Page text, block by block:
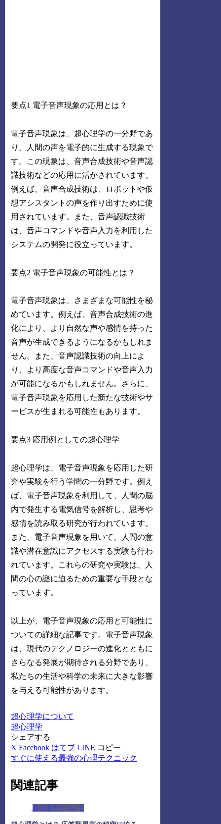
要点1 電子音声現象の応用とは？
電子音声現象は、超心理学の一分野であ
り、人間の声を電子的に生成する現象で
す。この現象は、音声合成技術や音声認
識技術などの応用に活かされています。
例えば、音声合成技術は、ロボットや仮
想アシスタントの声を作り出すために使
用されています。また、音声認識技術
は、音声コマンドや音声入力を利用した
システムの開発に役立っています。
要点2 電子音声現象の可能性とは？
電子音声現象は、さまざまな可能性を秘
めています。例えば、音声合成技術の進
化により、より自然な声や感情を持った
音声が生成できるようになるかもしれま
せん。また、音声認識技術の向上によ
り、より高度な音声コマンドや音声入力
が可能になるかもしれません。さらに、
電子音声現象を応用した新たな技術やサ
ービスが生まれる可能性もあります。
要点3 応用例としての超心理学
超心理学は、電子音声現象を応用した研
究や実験を行う学問の一分野です。例え
ば、電子音声現象を利用して、人間の脳
内で発生する電気信号を解析し、思考や
感情を読み取る研究が行われています。
また、電子音声現象を用いて、人間の意
識や潜在意識にアクセスする実験も行わ
れています。これらの研究や実験は、人
間の心の謎に迫るための重要な手段とな
っています。
以上が、電子音声現象の応用と可能性に
ついての詳細な記事です。電子音声現象
は、現代のテクノロジーの進化とともに
さらなる発展が期待される分野であり、
私たちの生活や科学の未来に大きな影響
を与える可能性があります。
超心理学について
超心理学
シェアする
X Facebook はてブ LINE コピー
すぐに使える最強の心理テクニック
関連記事
超心理学について